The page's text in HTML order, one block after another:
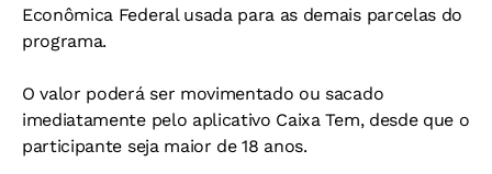
Econômica Federal usada para as demais parcelas do
programa.
O valor poderá ser movimentado ou sacado
imediatamente pelo aplicativo Caixa Tem, desde que o
participante seja maior de 18 anos.